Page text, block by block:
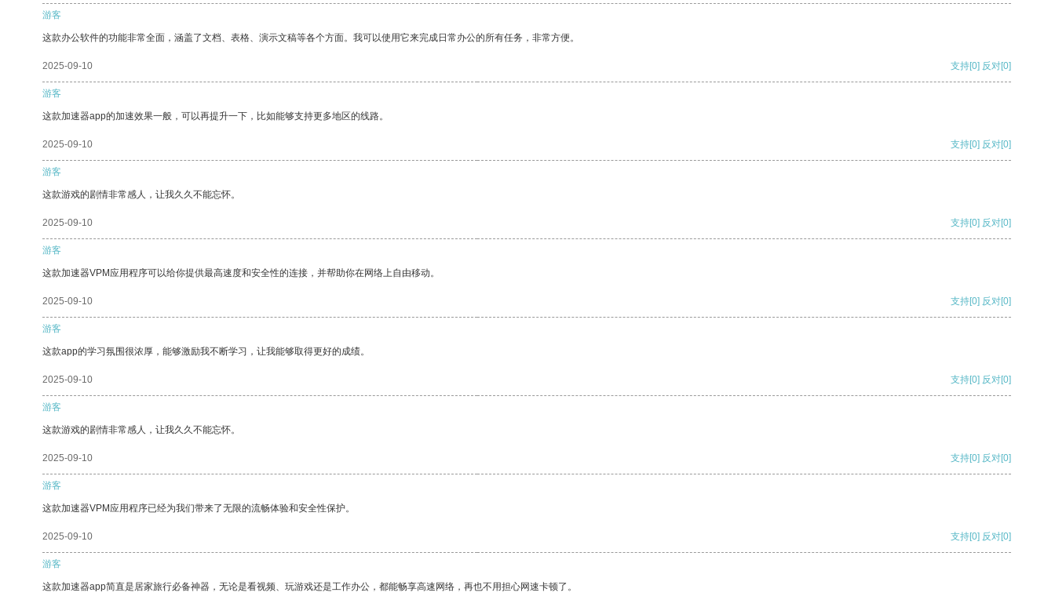
游客
这款办公软件的功能非常全面，涵盖了文档、表格、演示文稿等各个方面。我可以使用它来完成日常办公的所有任务，非常方便。
2025-09-10 支持[0] 反对[0]
游客
这款加速器app的加速效果一般，可以再提升一下，比如能够支持更多地区的线路。
2025-09-10 支持[0] 反对[0]
游客
这款游戏的剧情非常感人，让我久久不能忘怀。
2025-09-10 支持[0] 反对[0]
游客
这款加速器VPM应用程序可以给你提供最高速度和安全性的连接，并帮助你在网络上自由移动。
2025-09-10 支持[0] 反对[0]
游客
这款app的学习氛围很浓厚，能够激励我不断学习，让我能够取得更好的成绩。
2025-09-10 支持[0] 反对[0]
游客
这款游戏的剧情非常感人，让我久久不能忘怀。
2025-09-10 支持[0] 反对[0]
游客
这款加速器VPM应用程序已经为我们带来了无限的流畅体验和安全性保护。
2025-09-10 支持[0] 反对[0]
游客
这款加速器app简直是居家旅行必备神器，无论是看视频、玩游戏还是工作办公，都能畅享高速网络，再也不用担心网速卡顿了。